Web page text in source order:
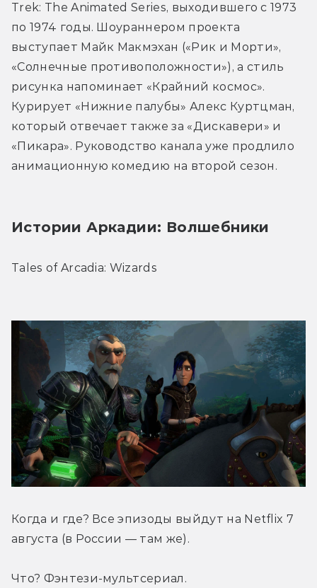
Trek: The Animated Series, выходившего с 1973
по 1974 годы. Шоураннером проекта
выступает Майк Макмэхан («Рик и Морти»,
«Солнечные противоположности»), а стиль
рисунка напоминает «Крайний космос».
Курирует «Нижние палубы» Алекс Куртцман,
который отвечает также за «Дискавери» и
«Пикара». Руководство канала уже продлило
анимационную комедию на второй сезон.
Истории Аркадии: Волшебники
Tales of Arcadia: Wizards
Когда и где? Все эпизоды выйдут на Netflix 7
августа (в России — там же).
Что? Фэнтези-мультсериал.